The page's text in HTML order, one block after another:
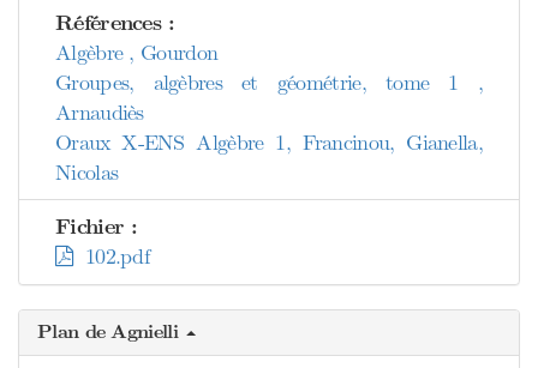
Références :
Algèbre , Gourdon
Groupes, algèbres et géométrie, tome 1 ,
Arnaudiès
Oraux X-ENS Algèbre 1, Francinou, Gianella,
Nicolas
Fichier :
102.pdf
Plan de Agnielli